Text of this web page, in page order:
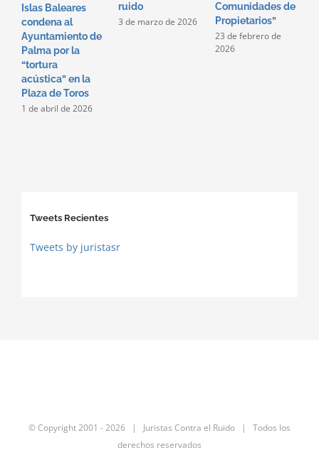
Islas Baleares
condena al
Ayuntamiento de
Palma por la
“tortura
acústica” en la
Plaza de Toros
1 de abril de 2026
ruido
3 de marzo de 2026
Comunidades de
Propietarios”
23 de febrero de
2026
Tweets Recientes
Tweets by juristasr
© Copyright 2001 -2026 | Juristas Contra el Ruido | Todos los
derechos reservados